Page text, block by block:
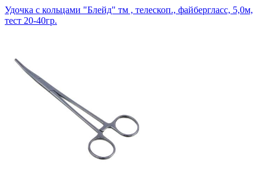
Удочка с кольцами "Блейд" тм , телескоп., файбергласс, 5,0м,
тест 20-40гр.